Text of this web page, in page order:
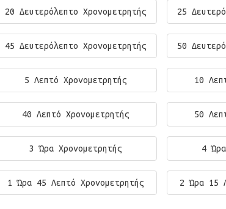
20 Δευτερόλεπτο Χρονομετρητής 25
45 Δευτερόλεπτο Χρονομετρητής 50
5 Λεπτό Χρονομετρητής 10
40 Λεπτό Χρονομετρητής 50
3 Ώρα Χρονομετρητής 4
1 Ώρα 45 Λεπτό Χρονομετρητής 2 Ώρα 15